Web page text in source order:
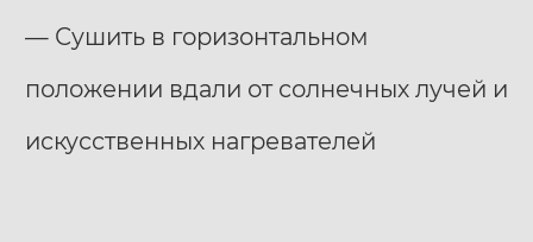
— Сушить в горизонтальном
положении вдали от солнечных лучей и
искусственных нагревателей